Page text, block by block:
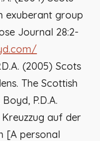
exuberant group
Journal 28:2-
(2005) Scots
The Scottish
P.D.A.
auf der
[A personal